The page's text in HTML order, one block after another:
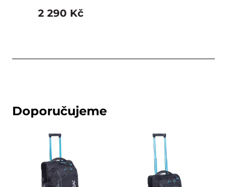
2 290 Kč
Doporučujeme